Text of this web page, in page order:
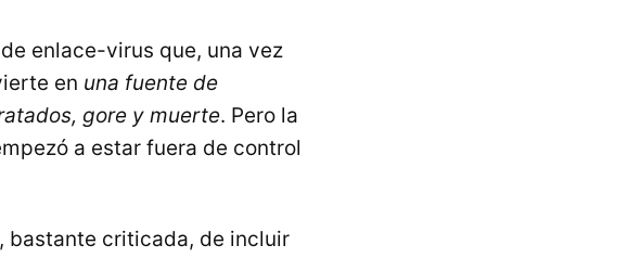
enlace-virus que, una vez
en una fuente de
gore y muerte. Pero la
a estar fuera de control
bastante criticada, de incluir